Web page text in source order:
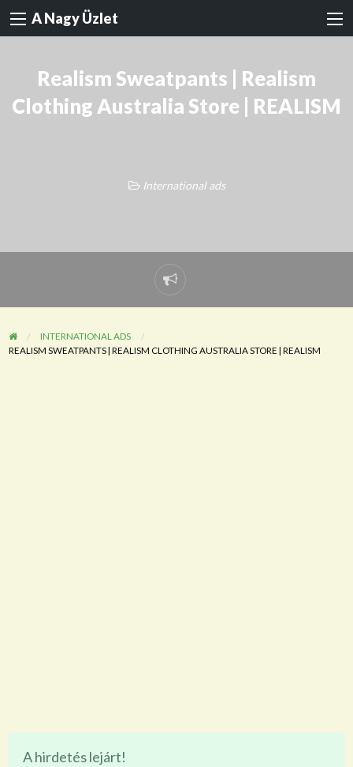
A Nagy Üzlet
Realism Sweatpants | Realism
Clothing Australia Store | REALISM
International ads
Probléma
jelentése
INTERNATIONAL ADS
REALISM SWEATPANTS | REALISM CLOTHING AUSTRALIA STORE | REALISM
A hirdetés lejárt!